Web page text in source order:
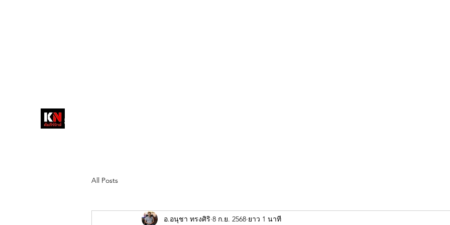
วส์
สื่อลึกวงการสงฆ์ เจาะตรงพระเครื่อง
All Posts
อ.อนุชา ทรงศิริ 8 ก.ย. 2568 ยาว 1 นาที